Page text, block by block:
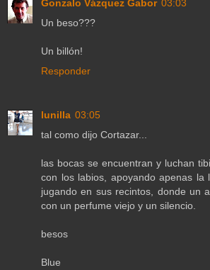
Gonzalo Vázquez Gabor 03:03
Un beso???
Un billón!
Responder
lunilla 03:05
tal como dijo Cortazar...
las bocas se encuentran y luchan
con los labios, apoyando apenas la
jugando en sus recintos, donde un
con un perfume viejo y un silencio.
besos
Blue